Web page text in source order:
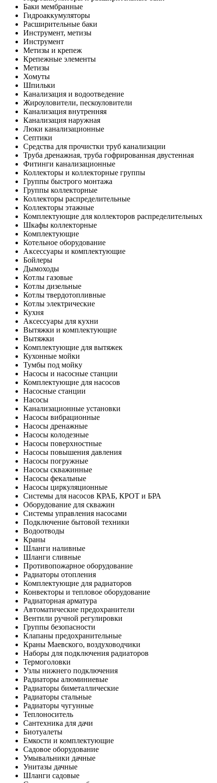
Баки мембранные
Гидроаккумуляторы
Расширительные баки
Инструмент, метизы
Инструмент
Метизы и крепеж
Крепежные элементы
Метизы
Хомуты
Шпильки
Канализация и водоотведение
Жироуловители, пескоуловители
Канализация внутренняя
Канализация наружная
Люки канализационные
Септики
Средства для прочистки труб канализации
Труба дренажная, труба гофрированная двустенная
Фитинги канализационные
Коллекторы и коллекторные группы
Группы быстрого монтажа
Группы коллекторные
Коллекторы распределительные
Коллекторы этажные
Комплектующие для коллекторов распределительных
Шкафы коллекторные
Комплектующие
Котельное оборудование
Аксессуары и комплектующие
Бойлеры
Дымоходы
Котлы газовые
Котлы дизельные
Котлы твердотопливные
Котлы электрические
Кухня
Аксессуары для кухни
Вытяжки и комплектующие
Вытяжки
Комплектующие для вытяжек
Кухонные мойки
Тумбы под мойку
Насосы и насосные станции
Комплектующие для насосов
Насосные станции
Насосы
Канализационные установки
Насосы вибрационные
Насосы дренажные
Насосы колодезные
Насосы поверхностные
Насосы повышения давления
Насосы погружные
Насосы скважинные
Насосы фекальные
Насосы циркуляционные
Системы для насосов КРАБ, КРОТ и БРА
Оборудование для скважин
Системы управления насосами
Подключение бытовой техники
Водоотводы
Краны
Шланги наливные
Шланги сливные
Противопожарное оборудование
Радиаторы отопления
Комплектующие для радиаторов
Конвекторы и тепловое оборудование
Радиаторная арматура
Автоматические предохранители
Вентили ручной регулировки
Группы безопасности
Клапаны предохранительные
Краны Маевского, воздуховодчики
Наборы для подключения радиаторов
Термоголовки
Узлы нижнего подключения
Радиаторы алюминиевые
Радиаторы биметаллические
Радиаторы стальные
Радиаторы чугунные
Теплоноситель
Сантехника для дачи
Биотуалеты
Емкости и комплектующие
Садовое оборудование
Умывальники дачные
Унитазы дачные
Шланги садовые